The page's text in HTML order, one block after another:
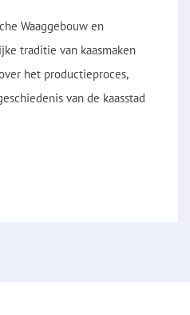
Waaggebouw en
traditie van kaasmaken
het productieproces,
van de kaasstad